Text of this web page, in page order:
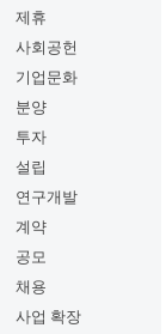
제휴
사회공헌
기업문화
분양
투자
설립
연구개발
계약
공모
채용
사업 확장